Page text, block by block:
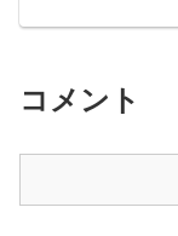
コメント